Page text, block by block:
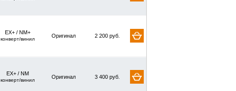
EX+ / NM+
конверт/винил
Оригинал 2 200 руб.
EX+ / NM
конверт/винил
Оригинал 3 400 руб.